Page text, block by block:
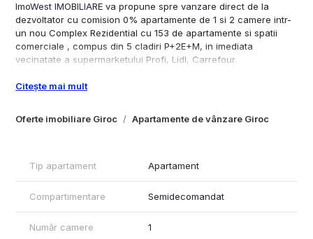
Oferte imobiliare Giroc Apartamente de vânzare Giroc
ImoWest IMOBILIARE va propune spre vanzare direct de la
dezvoltator cu comision 0% apartamente de 1 si 2 camere intr-
un nou Complex Rezidential cu 153 de apartamente si spatii
comerciale , compus din 5 cladiri P+2E+M, in imediata
vecinatate a supermarketului Profi, Lidl, Carrefour.
cate un loc de parcare.
Ap. - 30.6 mp utili + balcon 5.53 mp
Apartamente 2 camere disponibile:
Dotari:
- centrala termica proprie, cu incalzire in pardoseala si
Citește mai mult
Tip apartament Apartament
Compartimentare Semidecomandat
Număr camere 1